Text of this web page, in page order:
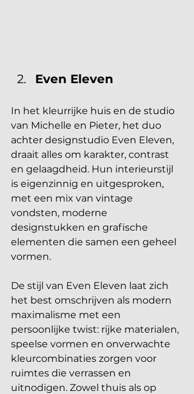
Even Eleven
In het kleurrijke huis en de studio
van Michelle en Pieter, het duo
achter designstudio Even Eleven,
draait alles om karakter, contrast
en gelaagdheid. Hun interieurstijl
is eigenzinnig en uitgesproken,
met een mix van vintage
vondsten, moderne
designstukken en grafische
elementen die samen een geheel
vormen.
De stijl van Even Eleven laat zich
het best omschrijven als modern
maximalisme met een
persoonlijke twist: rijke materialen,
speelse vormen en onverwachte
kleurcombinaties zorgen voor
ruimtes die verrassen en
uitnodigen. Zowel thuis als op